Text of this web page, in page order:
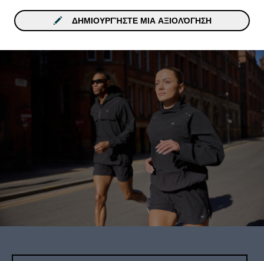
ΔΗΜΙΟΥΡΓΉΣΤΕ ΜΙΑ ΑΞΙΟΛΌΓΗΣΗ